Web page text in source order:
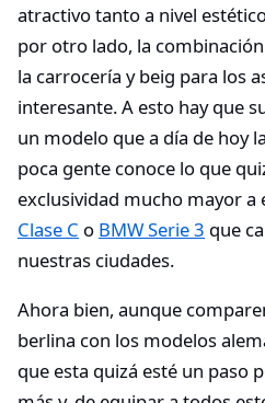
atractivo tanto a nivel
por otro lado, la
la carrocería y beig para los
interesante. A esto hay que
un modelo que a día de hoy
poca gente conoce lo que
exclusividad mucho mayor a
Clase C o BMW Serie 3 que
nuestras ciudades.
Ahora bien, aunque
berlina con los modelos
que esta quizá esté un paso